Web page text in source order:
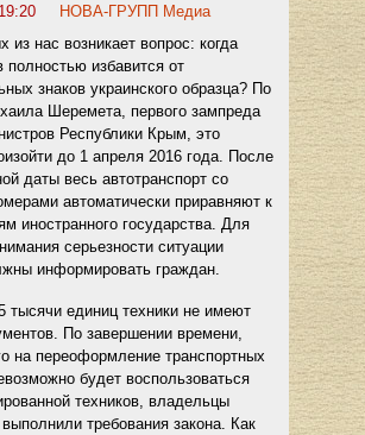
НОВА-ГРУПП Медиа
из нас возникает вопрос: когда
полностью избавится от
знаков украинского образца? По
Шеремета, первого зампреда
Республики Крым, это
до 1 апреля 2016 года. После
даты весь автотранспорт со
автоматически приравняют к
иностранного государства. Для
серьезности ситуации
информировать граждан.
тысячи единиц техники не имеют
По завершении времени,
на переоформление транспортных
будет воспользоваться
техников, владельцы
требования закона. Как